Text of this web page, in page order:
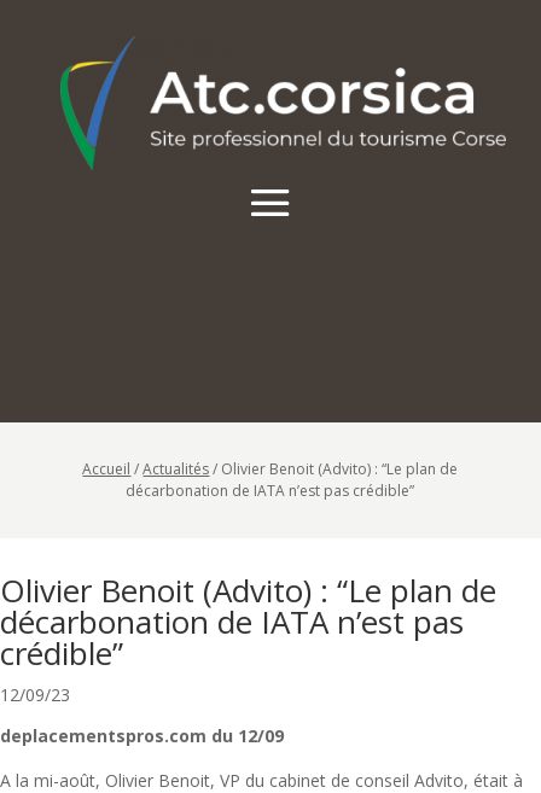
Accueil /Actualités/ Olivier Benoit (Advito) : “Le plan de
décarbonation de IATA n’est pas crédible”
Olivier Benoit (Advito) : “Le plan de
décarbonation de IATA n’est pas
crédible”
12/09/23
deplacementspros.com du 12/09
A la mi-août, Olivier Benoit, VP du cabinet de conseil Advito, était à